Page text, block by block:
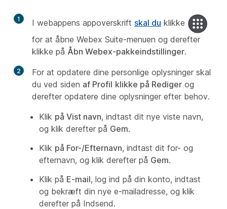
1 I webappens appoverskrift skal du klikke
for at åbne Webex Suite-menuen og derefter
klikke på Åbn Webex-pakkeindstillinger.
2
For at opdatere dine personlige oplysninger skal
du ved siden af Profil klikke på Rediger og
derefter opdatere dine oplysninger efter behov.
Klik på Vist navn, indtast dit nye viste navn,
og klik derefter på Gem.
Klik på For-/Efternavn, indtast dit for- og
efternavn, og klik derefter på Gem.
Klik på E-mail, log ind på din konto, indtast
og bekræft din nye e-mailadresse, og klik
derefter på Indsend.